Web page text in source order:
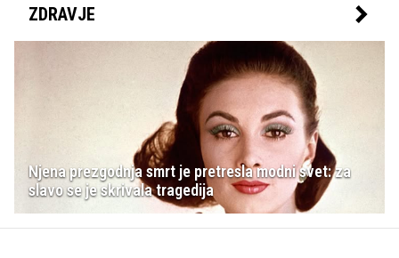
ZDRAVJE
Njena prezgodnja smrt je pretresla modni svet: za
slavo se je skrivala tragedija